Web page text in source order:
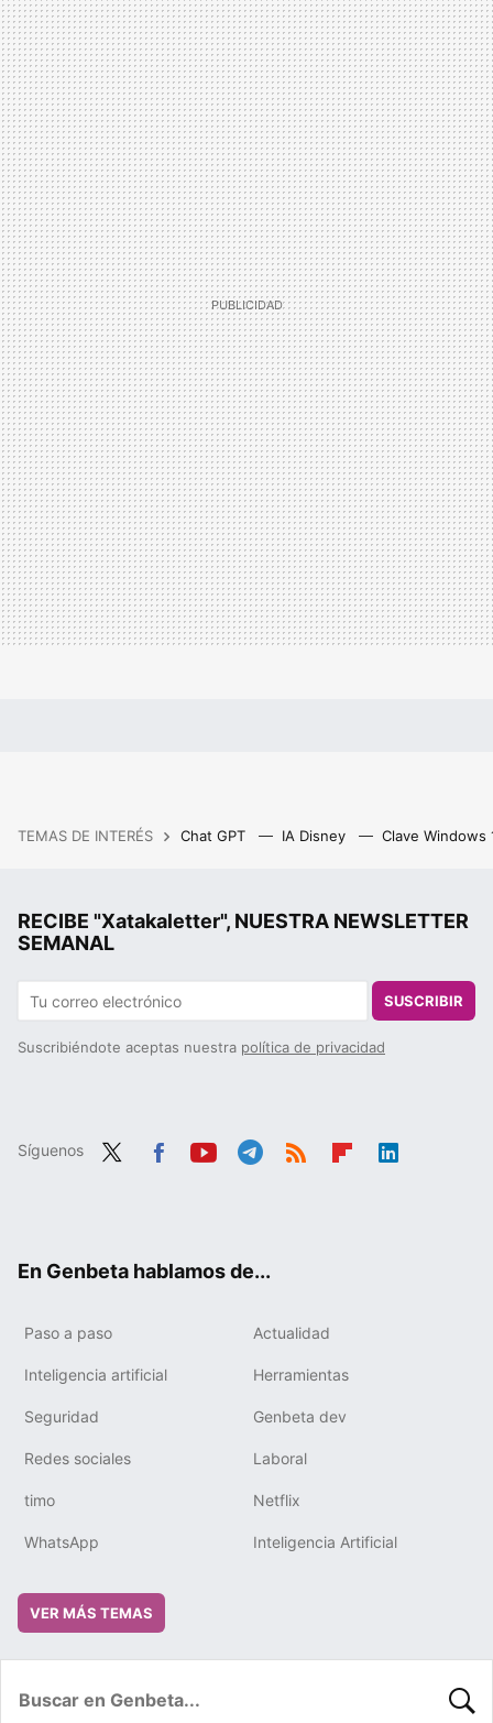
TEMAS DE INTERÉS Chat GPT IA Disney Clave Windows
RECIBE "Xatakaletter", NUESTRA NEWSLETTER
SEMANAL
SUSCRIBIR
Suscribiéndote aceptas nuestra política de privacidad
Síguenos
En Genbeta hablamos de...
Paso a paso Actualidad
Inteligencia artificial Herramientas
Seguridad Genbeta dev
Redes sociales Laboral
timo Netflix
WhatsApp Inteligencia Artificial
VER MÁS TEMAS